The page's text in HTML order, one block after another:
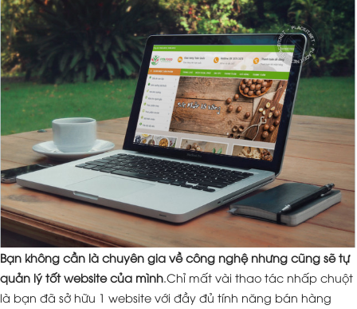
Bạn không cần là chuyên gia về công nghệ nhưng cũng sẽ tự
quản lý tốt website của mình.Chỉ mất vài thao tác nhấp chuột
là bạn đã sở hữu 1 website với đầy đủ tính năng bán hàng